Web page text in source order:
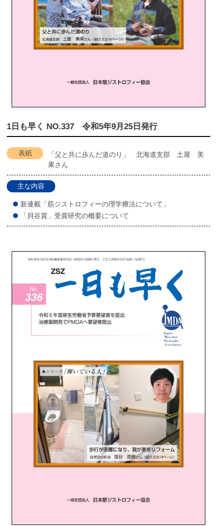
1日も早く NO.337 令和5年9月25日発行
表紙
「父と共に歩んだ道のり」 北海道支部 土屋 美
果さん
主な内容
新連載「筋ジストロフィーの理学療法について」
「貝谷賞」受賞研究の概要について